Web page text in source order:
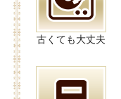
古くても大丈夫